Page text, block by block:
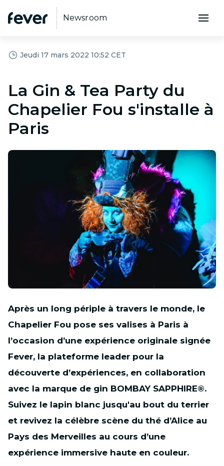
Newsroom
Jeudi 17 mars 2022 10:52 CET
La Gin & Tea Party du
Chapelier Fou s'installe à
Paris
Après un long périple à travers le monde, le
Chapelier Fou pose ses valises à Paris à
l’occasion d’une expérience originale signée
Fever, la plateforme leader pour la
découverte d’expériences, en collaboration
avec la marque de gin BOMBAY SAPPHIRE®.
Suivez le lapin blanc jusqu'au bout du terrier
et revivez la célèbre scène du thé d’Alice au
Pays des Merveilles au cours d’une
expérience immersive haute en couleur.